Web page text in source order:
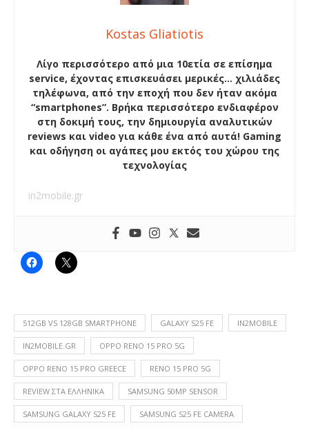
Kostas Gliatiotis
Λίγο περισσότερο από μια 10ετία σε επίσημα
service, έχοντας επισκευάσει μερικές… χιλιάδες
τηλέφωνα, από την εποχή που δεν ήταν ακόμα
“smartphones”. Βρήκα περισσότερο ενδιαφέρον
στη δοκιμή τους, την δημιουργία αναλυτικών
reviews και video για κάθε ένα από αυτά! Gaming
και οδήγηση οι αγάπες μου εκτός του χώρου της
τεχνολογίας
in2mobile.gr
512GB VS 128GB SMARTPHONE GALAXY S25 FE IN2MOBILE
IN2MOBILE.GR OPPO RENO 15 PRO 5G
OPPO RENO 15 PRO GREECE RENO 15 PRO 5G
REVIEW ΣΤΑ ΕΛΛΗΝΙΚΆ SAMSUNG 50MP SENSOR
SAMSUNG GALAXY S25 FE SAMSUNG S25 FE CAMERA